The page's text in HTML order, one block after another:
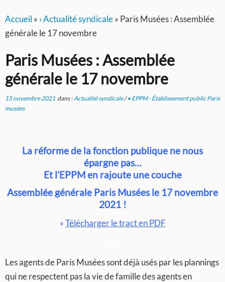
Accueil » › Actualité syndicale» Paris Musées : Assemblée
générale le 17 novembre
Paris Musées : Assemblée
générale le 17 novembre
15 novembre 2021 dans› Actualité syndicale/• EPPM - Établissement public Paris
musées
La réforme de la fonction publique ne nous
épargne pas…
Et l’EPPM en rajoute une couche
Assemblée générale Paris Musées le 17 novembre
2021 !
»Télécharger le tract en PDF
Les agents de Paris Musées sont déjà usés par les plannings
qui ne respectent pas la vie de famille des agents en